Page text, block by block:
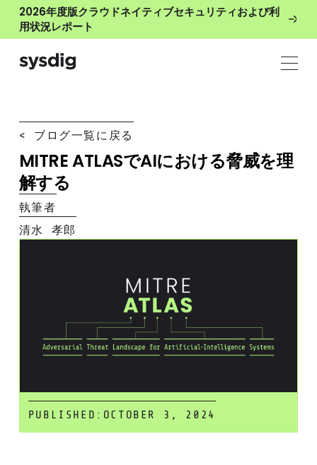
2026年度版クラウドネイティブセキュリティおよび利
用状況レポート
< ブログ一覧に戻る
MITRE ATLASでAIにおける脅威を理
解する
執筆者
清水 孝郎
PUBLISHED: OCTOBER 3, 2024